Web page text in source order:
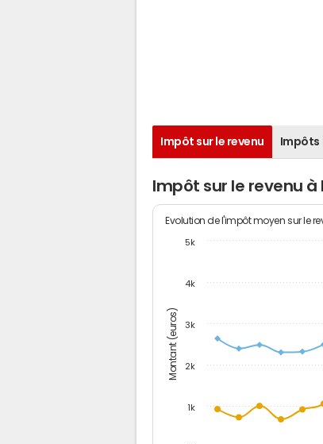
Impôt sur le revenu Impôts
Impôt sur le revenu
Montant (euros)
Evolution de l'impôt moyen sur le
1k
2k
3k
4k
5k